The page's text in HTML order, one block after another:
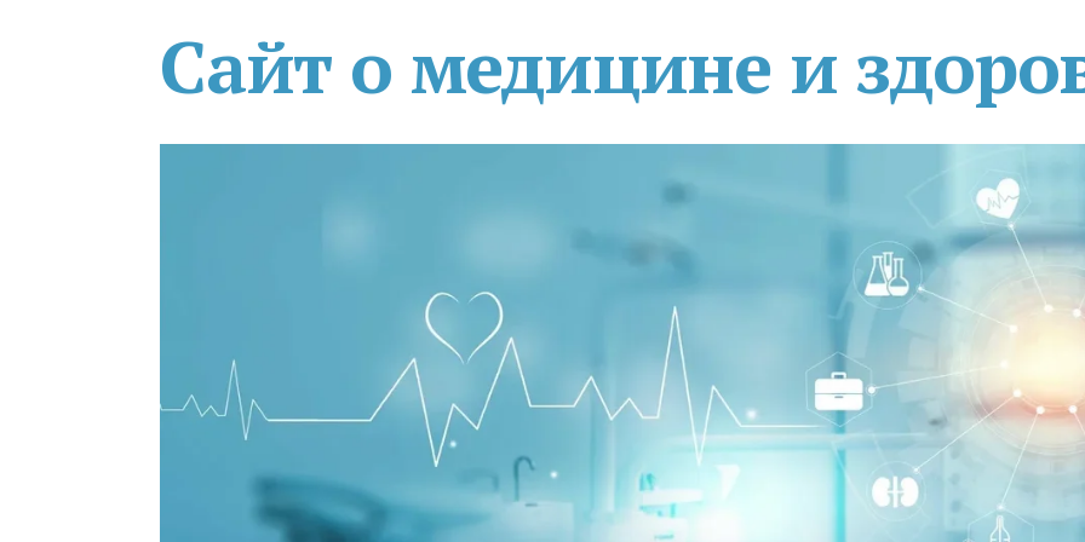
Сайт о медицине и